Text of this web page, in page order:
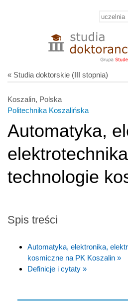
« Studia doktorskie (III stopnia)
Koszalin, Polska
Politechnika Koszalińska
Automatyka,
technologie
Spis treści
Automatyka, elektronika,
kosmiczne na PK Koszalin »
Definicje i cytaty »